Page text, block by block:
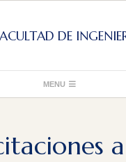
DE
MENU